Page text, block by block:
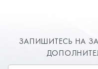
ЗАПИШИТЕСЬ НА